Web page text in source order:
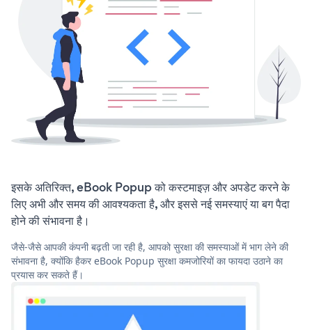
इसके अतिरिक्त, eBook Popup को कस्टमाइज़ और अपडेट करने के
लिए अभी और समय की आवश्यकता है, और इससे नई समस्याएं या बग पैदा
होने की संभावना है।
जैसे-जैसे आपकी कंपनी बढ़ती जा रही है, आपको सुरक्षा की समस्याओं में भाग लेने की
संभावना है, क्योंकि हैकर eBook Popup सुरक्षा कमजोरियों का फायदा उठाने का
प्रयास कर सकते हैं।